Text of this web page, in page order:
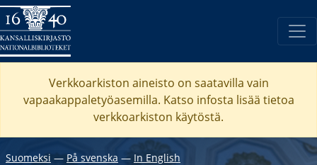
Verkkoarkiston aineisto on saatavilla vain
vapaakappaletyöasemilla. Katso infosta lisää tietoa
verkkoarkiston käytöstä.
Suomeksi ― På svenska ― In English